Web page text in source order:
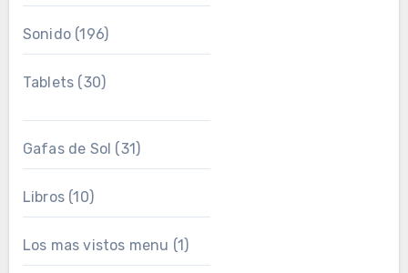
Sonido(196)
Tablets (30)
Gafas de Sol (31)
Libros(10)
Los mas vistos menu (1)